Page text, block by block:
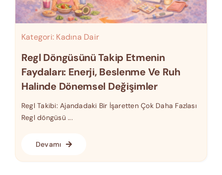
Kategori: Kadına Dair
Regl Döngüsünü Takip Etmenin
Faydaları: Enerji, Beslenme Ve Ruh
Halinde Dönemsel Değişimler
Regl Takibi: Ajandadaki Bir İşaretten Çok Daha Fazlası
Regl döngüsü ...
Devamı